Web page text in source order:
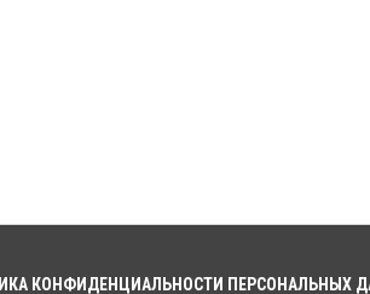
КОНФИДЕНЦИАЛЬНОСТИ ПЕРСОНАЛЬНЫХ